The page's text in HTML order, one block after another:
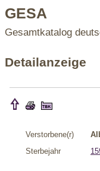
GESA
Gesamtkatalog
Detailanzeige
Verstorbene(r)
Sterbejahr